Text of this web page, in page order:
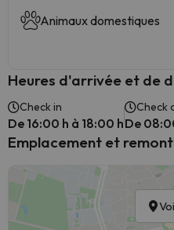
Animaux domestiques
Heures d'arrivée et de
Check in
De 16:00 h à 18:00 h
Check
De
Emplacement et